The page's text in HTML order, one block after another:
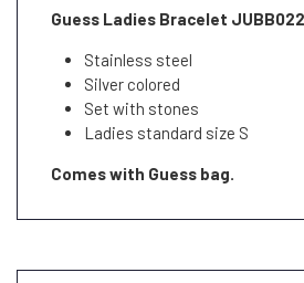
Guess Ladies Bracelet
Stainless steel
Silver colored
Set with stones
Ladies standard size S
Comes with Guess bag.